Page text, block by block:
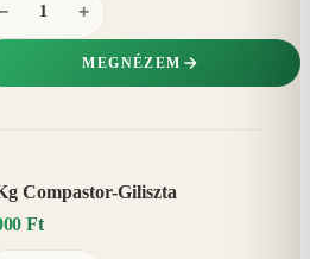
+
MEGNÉZEM
Compastor-Giliszta
Ft